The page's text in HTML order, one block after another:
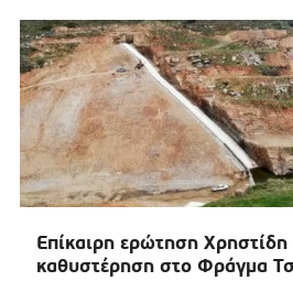
Επίκαιρη ερώτηση Χρηστίδη
καθυστέρηση στο Φράγμα